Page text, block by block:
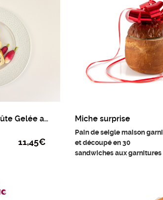
Terrine de lapin en Croûte Gelée au Sauvignon
11,45€
Miche surprise
Pain de seigle maison garni
et découpé en 30
sandwiches aux garnitures